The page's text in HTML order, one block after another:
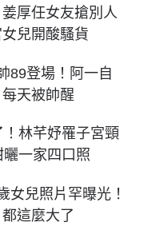
厚任女友搶別人
兒開酸騷貨
89登場！阿一自
天被帥醒
林芊妤罹子宮頸
一家四口照
女兒照片罕曝光！
這麼大了